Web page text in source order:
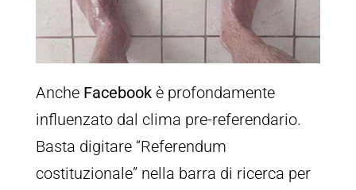
Anche Facebookè profondamente
influenzato dal clima pre-referendario.
Basta digitare “Referendum
costituzionale” nella barra di ricerca per